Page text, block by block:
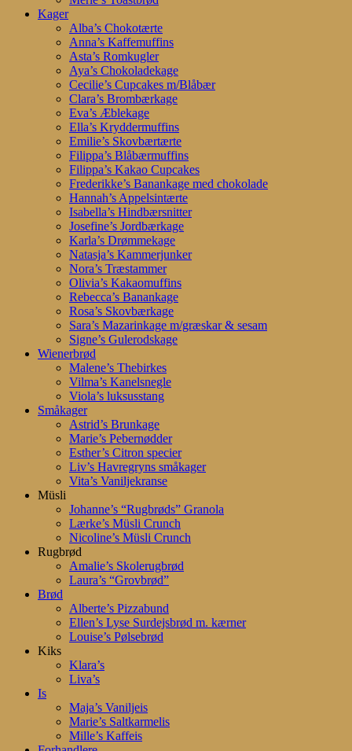
Kager
Alba’s Chokotærte
Anna’s Kaffemuffins
Asta’s Romkugler
Aya’s Chokoladekage
Cecilie’s Cupcakes m/Blåbær
Clara’s Brombærkage
Eva’s Æblekage
Ella’s Kryddermuffins
Emilie’s Skovbærtærte
Filippa’s Blåbærmuffins
Filippa’s Kakao Cupcakes
Frederikke’s Banankage med chokolade
Hannah’s Appelsintærte
Isabella’s Hindbærsnitter
Josefine’s Jordbærkage
Karla’s Drømmekage
Natasja’s Kammerjunker
Nora’s Træstammer
Olivia’s Kakaomuffins
Rebecca’s Banankage
Rosa’s Skovbærkage
Sara’s Mazarinkage m/græskar & sesam
Signe’s Gulerodskage
Wienerbrød
Malene’s Thebirkes
Vilma’s Kanelsnegle
Viola’s luksusstang
Småkager
Astrid’s Brunkage
Marie’s Pebernødder
Esther’s Citron specier
Liv’s Havregryns småkager
Vita’s Vaniljekranse
Müsli
Johanne’s “Rugbrøds” Granola
Lærke’s Müsli Crunch
Nicoline’s Müsli Crunch
Rugbrød
Amalie’s Skolerugbrød
Laura’s “Grovbrød”
Brød
Alberte’s Pizzabund
Ellen’s Lyse Surdejsbrød m. kærner
Louise’s Pølsebrød
Kiks
Klara’s
Liva’s
Is
Maja’s Vaniljeis
Marie’s Saltkarmelis
Mille’s Kaffeis